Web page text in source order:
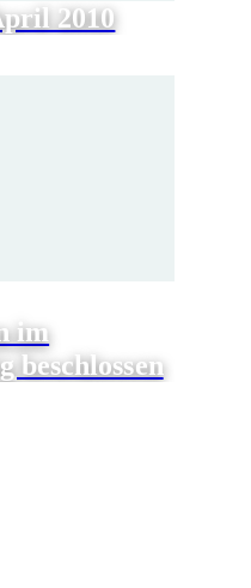
2010
im
beschlossen